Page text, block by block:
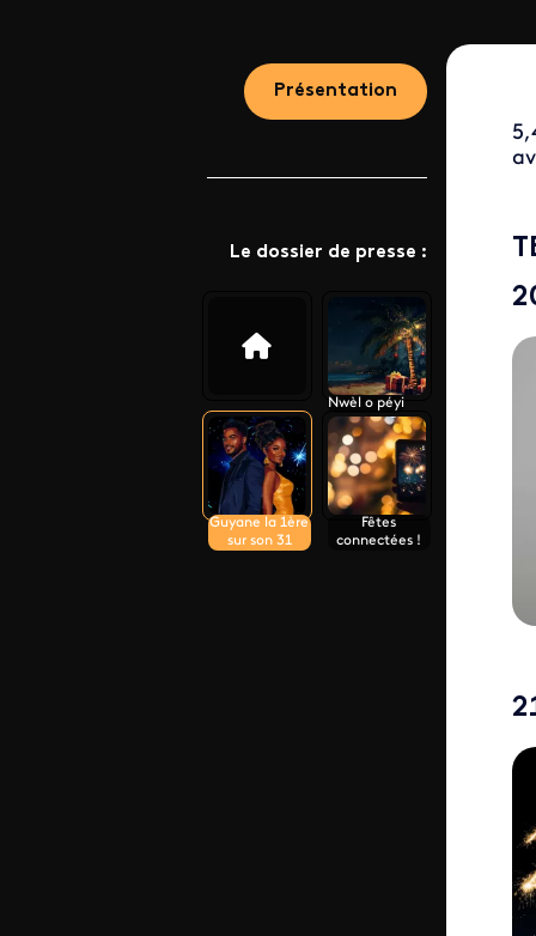
Présentation
Le dossier de presse :
Nwèl o péyi
Guyane la 1ère
sur son 31
Fêtes
connectées !